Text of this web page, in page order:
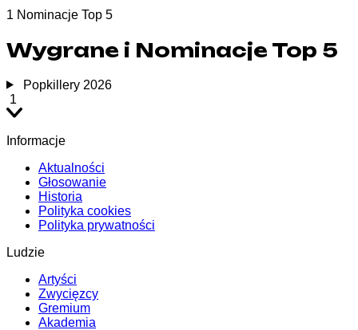
1 Nominacje Top 5
Wygrane i Nominacje Top 5
Popkillery 2026
1
Informacje
Aktualności
Głosowanie
Historia
Polityka cookies
Polityka prywatności
Ludzie
Artyści
Zwycięzcy
Gremium
Akademia